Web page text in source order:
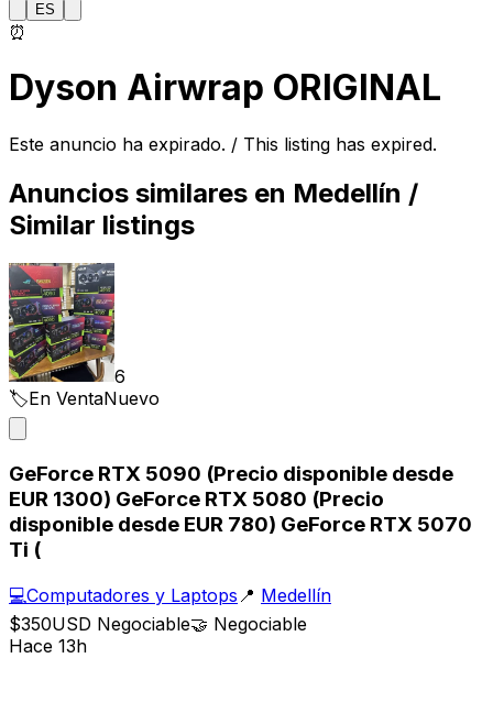
ES
⏰
Dyson Airwrap ORIGINAL
Este anuncio ha expirado. / This listing has expired.
Anuncios similares en Medellín /
Similar listings
6
🏷️En VentaNuevo
GeForce RTX 5090 (Precio disponible desde
EUR 1300) GeForce RTX 5080 (Precio
disponible desde EUR 780) GeForce RTX 5070
Ti (
💻Computadores y Laptops 📍 Medellín
$350USD Negociable🤝 Negociable
Hace 13h